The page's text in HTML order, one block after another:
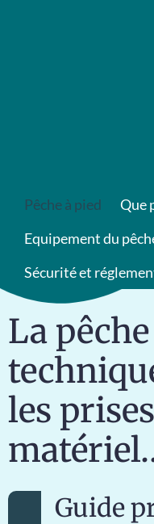
Pêche à pied
Que
Equipement du
Sécurité et
La
les
Guide